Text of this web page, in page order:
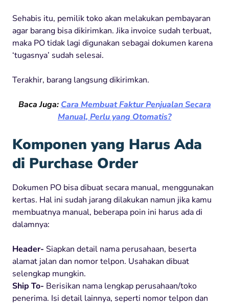
Sehabis itu, pemilik toko akan melakukan pembayaran
agar barang bisa dikirimkan. Jika invoice sudah terbuat,
maka PO tidak lagi digunakan sebagai dokumen karena
‘tugasnya’ sudah selesai.
Terakhir, barang langsung dikirimkan.
Baca Juga: Cara Membuat Faktur Penjualan Secara
Manual, Perlu yang Otomatis?
Komponen yang Harus Ada
di Purchase Order
Dokumen PO bisa dibuat secara manual, menggunakan
kertas. Hal ini sudah jarang dilakukan namun jika kamu
membuatnya manual, beberapa poin ini harus ada di
dalamnya:
Header- Siapkan detail nama perusahaan, beserta
alamat jalan dan nomor telpon. Usahakan dibuat
selengkap mungkin.
Ship To- Berisikan nama lengkap perusahaan/toko
penerima. Isi detail lainnya, seperti nomor telpon dan